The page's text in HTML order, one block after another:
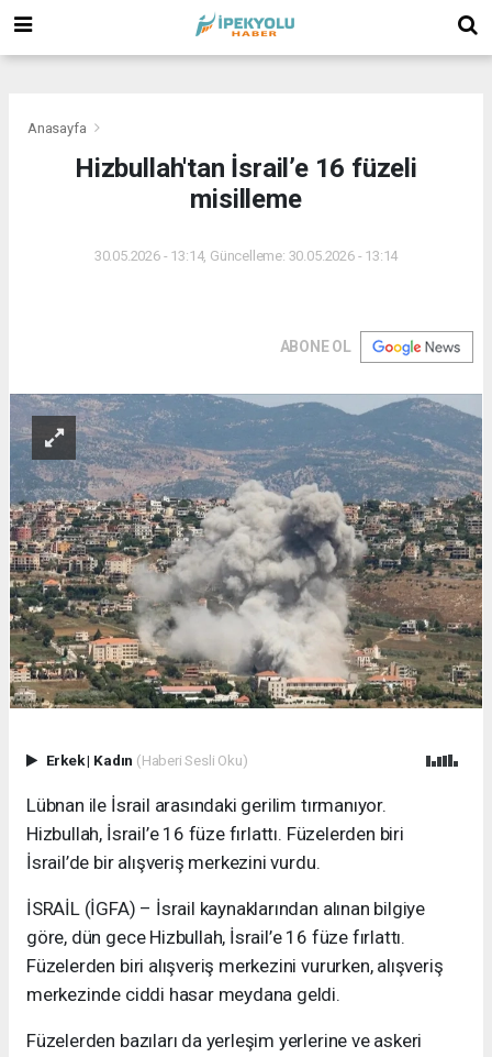
Anasayfa
Hizbullah'tan İsrail’e 16 füzeli
misilleme
30.05.2026 - 13:14, Güncelleme: 30.05.2026 - 13:14
ABONE OL
Erkek| Kadın (Haberi Sesli Oku)
Lübnan ile İsrail arasındaki gerilim tırmanıyor.
Hizbullah, İsrail’e 16 füze fırlattı. Füzelerden biri
İsrail’de bir alışveriş merkezini vurdu.
İSRAİL (İGFA) – İsrail kaynaklarından alınan bilgiye
göre, dün gece Hizbullah, İsrail’e 16 füze fırlattı.
Füzelerden biri alışveriş merkezini vururken, alışveriş
merkezinde ciddi hasar meydana geldi.
Füzelerden bazıları da yerleşim yerlerine ve askeri